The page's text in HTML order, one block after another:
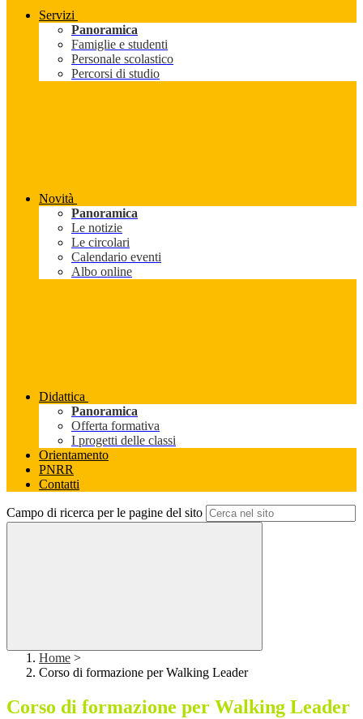
Servizi
Panoramica
Famiglie e studenti
Personale scolastico
Percorsi di studio
Novità
Panoramica
Le notizie
Le circolari
Calendario eventi
Albo online
Didattica
Panoramica
Offerta formativa
I progetti delle classi
Orientamento
PNRR
Contatti
Campo di ricerca per le pagine del sito
Home >
Corso di formazione per Walking Leader
Corso di formazione per Walking Leader